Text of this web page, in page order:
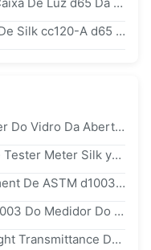
Luz Da Cabine Da Visão Da Cor De Silk cc120-A d65 d50 Que Imprime A Estação Da Prova De Cor
Igual Das SCE SCI De Haze Meter Do Vidro Da Abertura Silk yh1000 De 8mm A BYK Haze Meter
Abertura 1.5s ASTM d1003 Haze Tester Meter Silk yh1200 De 4mm
Tela Haze Measurement Instrument De ASTM d1003 Digitas Haze Meter Plastic Film Glass
Padrão De Haze Meter ASTM d1003 Do Medidor Do Transmitância Da Luz De Silk yh1000
Abertura Silk Haze Meter Full Light Transmittance De yh1200 8mm Para O Vidro Plástico